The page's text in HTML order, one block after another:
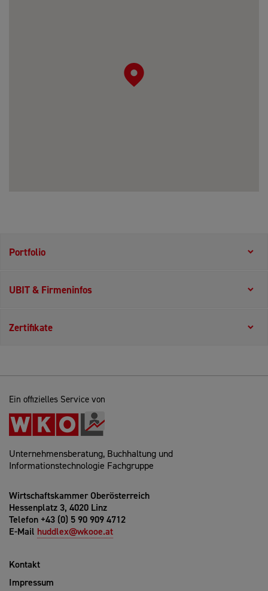
Portfolio
UBIT & Firmeninfos
Zertifikate
Ein offizielles Service von
Unternehmensberatung, Buchhaltung und
Informationstechnologie Fachgruppe
Wirtschaftskammer Oberösterreich
Hessenplatz 3, 4020 Linz
Telefon +43 (0) 5 90 909 4712
E-Mail huddlex@wkooe.at
Kontakt
Impressum